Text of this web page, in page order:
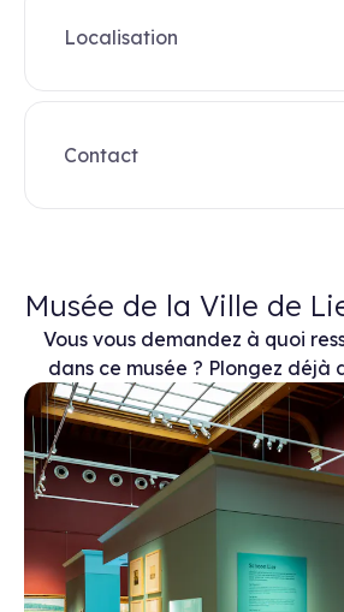
Localisation
Contact
Musée de la Ville de
Vous vous demandez à quoi
dans ce musée ? Plongez déjà